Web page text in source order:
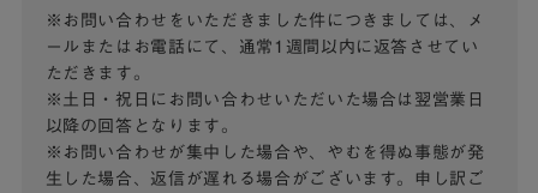
※お問い合わせをいただきました件につきましては、メ
ールまたはお電話にて、通常1週間以内に返答させてい
ただきます。
※土日・祝日にお問い合わせいただいた場合は翌営業日
以降の回答となります。
※お問い合わせが集中した場合や、やむを得ぬ事態が発
生した場合、返信が遅れる場合がございます。申し訳ご